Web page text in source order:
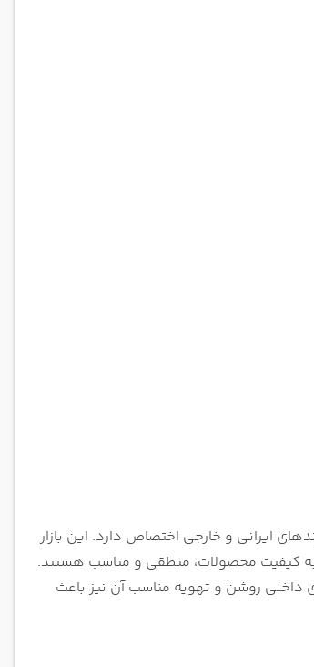
ایرانی و خارجی اختصاص دارد. این بازار
به کیفیت محصولات، منطقی و مناسب هستند.
داخلی روشن و تهویه مناسب آن نیز باعث